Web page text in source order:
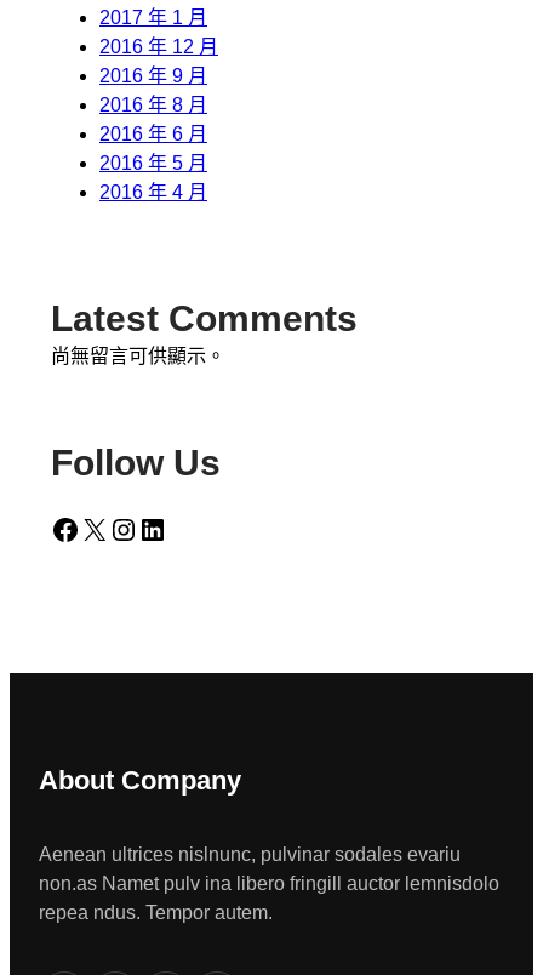
2017 年 1 月
2016 年 12 月
2016 年 9 月
2016 年 8 月
2016 年 6 月
2016 年 5 月
2016 年 4 月
Latest Comments
尚無留言可供顯示。
Follow Us
Facebook X Instagram LinkedIn
About Company
Aenean ultrices nislnunc, pulvinar sodales evariu
non.as Namet pulv ina libero fringill auctor lemnisdolo
repea ndus. Tempor autem.